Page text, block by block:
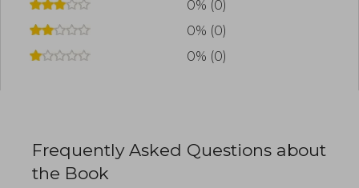
0% (0)
0% (0)
0% (0)
Frequently Asked Questions about
the Book